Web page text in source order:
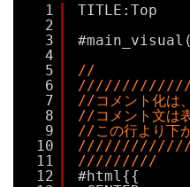
1
2
3
4
5
6
7
8
9
10
11
12
TITLE:Top
//
//コメント化は
//コメント文は
//この行より下
/////////
#html{{